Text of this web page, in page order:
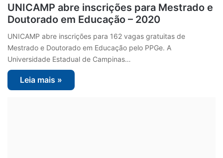
UNICAMP abre inscrições para Mestrado e
Doutorado em Educação – 2020
UNICAMP abre inscrições para 162 vagas gratuitas de
Mestrado e Doutorado em Educação pelo PPGe. A
Universidade Estadual de Campinas…
Leia mais »